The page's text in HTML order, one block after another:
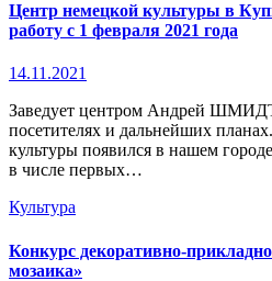
Центр немецкой культуры в
работу с 1 февраля 2021 года
14.11.2021
Заведует центром Андрей
посетителях и дальнейших
культуры появился в нашем
в числе первых…
Культура
Конкурс декоративно-
мозаика»